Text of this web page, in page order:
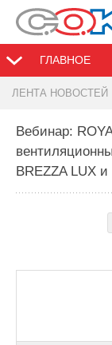
ГЛАВНОЕ
ЛЕНТА НОВОСТЕЙ
Вебинар:
BREZZA LUX